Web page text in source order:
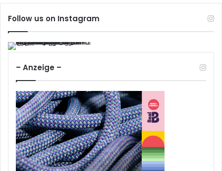
Follow us on Instagram
– Anzeige –